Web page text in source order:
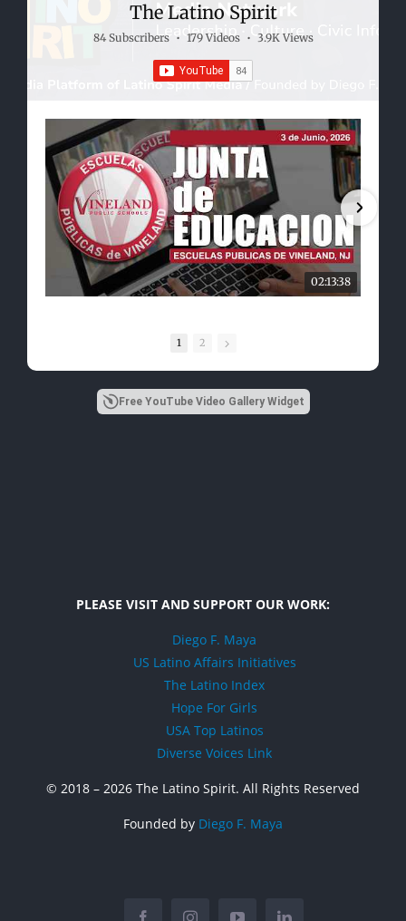
The Latino Spirit
84 Subscribers • 179 Videos • 3.9K Views
02:13:38
1 2
Free YouTube Video Gallery Widget
PLEASE VISIT AND SUPPORT OUR WORK:
Diego F. Maya
US Latino Affairs Initiatives
The Latino Index
Hope For Girls
USA Top Latinos
Diverse Voices Link
© 2018 – 2026 The Latino Spirit. All Rights Reserved
Founded by Diego F. Maya